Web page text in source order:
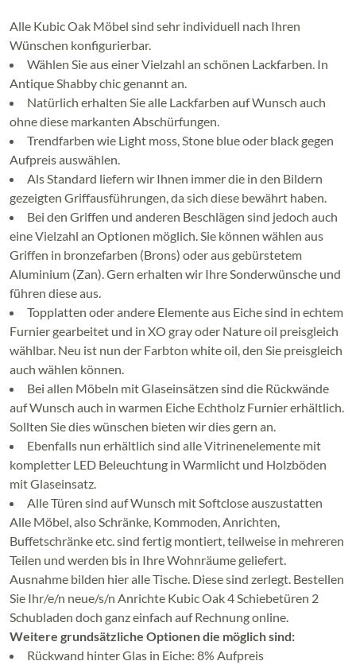
Alle Kubic Oak Möbel sind sehr individuell nach Ihren
Wünschen konfigurierbar.
Wählen Sie aus einer Vielzahl an schönen Lackfarben. In
Antique Shabby chic genannt an.
Natürlich erhalten Sie alle Lackfarben auf Wunsch auch
ohne diese markanten Abschürfungen.
Trendfarben wie Light moss, Stone blue oder black gegen
Aufpreis auswählen.
Als Standard liefern wir Ihnen immer die in den Bildern
gezeigten Griffausführungen, da sich diese bewährt haben.
Bei den Griffen und anderen Beschlägen sind jedoch auch
eine Vielzahl an Optionen möglich. Sie können wählen aus
Griffen in bronzefarben (Brons) oder aus gebürstetem
Aluminium (Zan). Gern erhalten wir Ihre Sonderwünsche und
führen diese aus.
Topplatten oder andere Elemente aus Eiche sind in echtem
Furnier gearbeitet und in XO gray oder Nature oil preisgleich
wählbar. Neu ist nun der Farbton white oil, den Sie preisgleich
auch wählen können.
Bei allen Möbeln mit Glaseinsätzen sind die Rückwände
auf Wunsch auch in warmen Eiche Echtholz Furnier erhältlich.
Sollten Sie dies wünschen bieten wir dies gern an.
Ebenfalls nun erhältlich sind alle Vitrinenelemente mit
kompletter LED Beleuchtung in Warmlicht und Holzböden
mit Glaseinsatz.
Alle Türen sind auf Wunsch mit Softclose auszustatten
Alle Möbel, also Schränke, Kommoden, Anrichten,
Buffetschränke etc. sind fertig montiert, teilweise in mehreren
Teilen und werden bis in Ihre Wohnräume geliefert.
Ausnahme bilden hier alle Tische. Diese sind zerlegt. Bestellen
Sie Ihr/e/n neue/s/n Anrichte Kubic Oak 4 Schiebetüren 2
Schubladen doch ganz einfach auf Rechnung online.
Weitere grundsätzliche Optionen die möglich sind:
Rückwand hinter Glas in Eiche: 8% Aufpreis